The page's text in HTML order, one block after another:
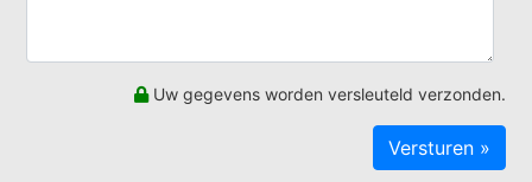
Uw gegevens worden versleuteld verzonden.